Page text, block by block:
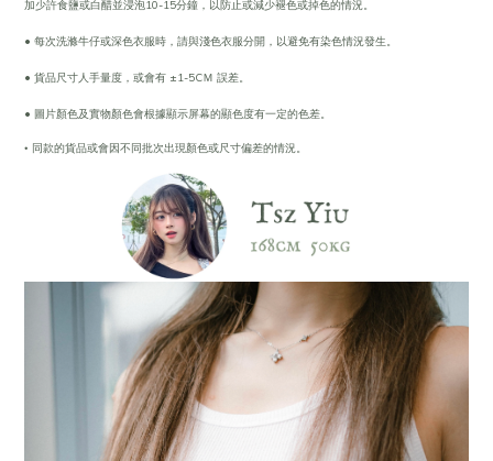
加少許食鹽或白醋並浸泡10-15分鐘，以防止或減少褪色或掉色的情況。
• 每次洗滌牛仔或深色衣服時，請與淺色衣服分開，以避免有染色情況發生。
• 貨品尺寸人手量度，或會有 ±1-5CＭ 誤差。
• 圖片顏色及實物顏色會根據顯示屏幕的顯色度有一定的色差。
• 同款的貨品或會因不同批次出現顏色或尺寸偏差的情況。